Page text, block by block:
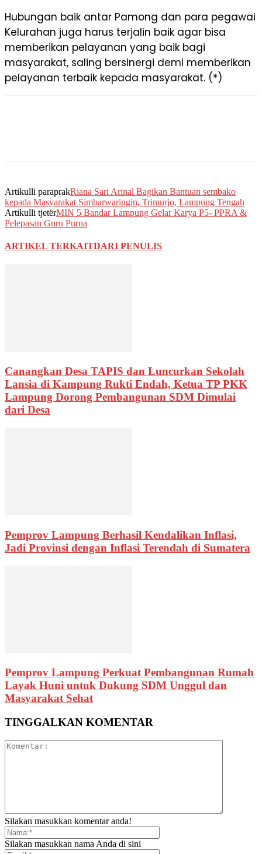
Hubungan baik antar Pamong dan para pegawai
Kelurahan juga harus terjalin baik agar bisa
memberikan pelayanan yang baik bagi
masyarakat, saling bersinergi demi memberikan
pelayanan terbaik kepada masyarakat. (*)
Artikulli paraprakRiana Sari Arinal Bagikan Bantuan sembako
kepada Masyarakat Simbarwaringin, Trimurjo, Lampung Tengah
Artikulli tjetërMIN 5 Bandar Lampung Gelar Karya P5- PPRA &
Pelepasan Guru Purna
ARTIKEL TERKAITDARI PENULIS
Canangkan Desa TAPIS dan Luncurkan Sekolah
Lansia di Kampung Rukti Endah, Ketua TP PKK
Lampung Dorong Pembangunan SDM Dimulai
dari Desa
Pemprov Lampung Berhasil Kendalikan Inflasi,
Jadi Provinsi dengan Inflasi Terendah di Sumatera
Pemprov Lampung Perkuat Pembangunan Rumah
Layak Huni untuk Dukung SDM Unggul dan
Masyarakat Sehat
TINGGALKAN KOMENTAR
Silakan masukkan komentar anda!
Silakan masukkan nama Anda di sini